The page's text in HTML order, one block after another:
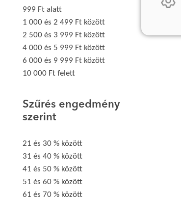
999 Ft alatt
1 000 és 2 499 Ft között
2 500 és 3 999 Ft között
4 000 és 5 999 Ft között
6 000 és 9 999 Ft között
10 000 Ft felett
Szűrés engedmény
szerint
21 és 30 % között
31 és 40 % között
41 és 50 % között
51 és 60 % között
61 és 70 % között